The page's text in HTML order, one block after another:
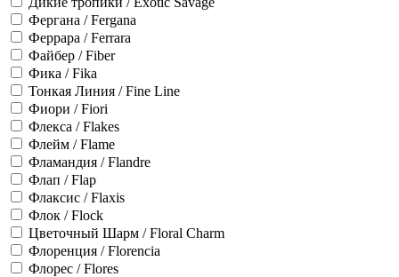
Фергана / Fergana
Феррара / Ferrara
Файбер / Fiber
Фика / Fika
Тонкая Линия / Fine Line
Фиори / Fiori
Флекса / Flakes
Флейм / Flame
Фламандия / Flandre
Флап / Flap
Флаксис / Flaxis
Флок / Flock
Цветочный Шарм / Floral Charm
Флоренция / Florencia
Флорес / Flores